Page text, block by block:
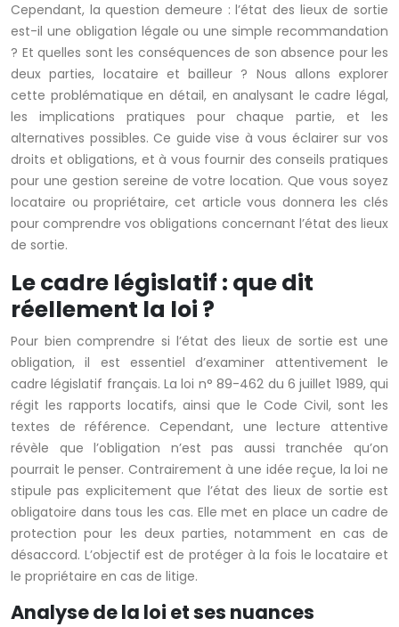
Cependant, la question demeure : l’état des lieux de sortie
est-il une obligation légale ou une simple recommandation
? Et quelles sont les conséquences de son absence pour les
deux parties, locataire et bailleur ? Nous allons explorer
cette problématique en détail, en analysant le cadre légal,
les implications pratiques pour chaque partie, et les
alternatives possibles. Ce guide vise à vous éclairer sur vos
droits et obligations, et à vous fournir des conseils pratiques
pour une gestion sereine de votre location. Que vous soyez
locataire ou propriétaire, cet article vous donnera les clés
pour comprendre vos obligations concernant l’état des lieux
de sortie.
Le cadre législatif : que dit
réellement la loi ?
Pour bien comprendre si l’état des lieux de sortie est une
obligation, il est essentiel d’examiner attentivement le
cadre législatif français. La loi n° 89-462 du 6 juillet 1989, qui
régit les rapports locatifs, ainsi que le Code Civil, sont les
textes de référence. Cependant, une lecture attentive
révèle que l’obligation n’est pas aussi tranchée qu’on
pourrait le penser. Contrairement à une idée reçue, la loi ne
stipule pas explicitement que l’état des lieux de sortie est
obligatoire dans tous les cas. Elle met en place un cadre de
protection pour les deux parties, notamment en cas de
désaccord. L’objectif est de protéger à la fois le locataire et
le propriétaire en cas de litige.
Analyse de la loi et ses nuances